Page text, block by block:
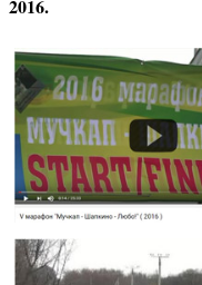
2016.